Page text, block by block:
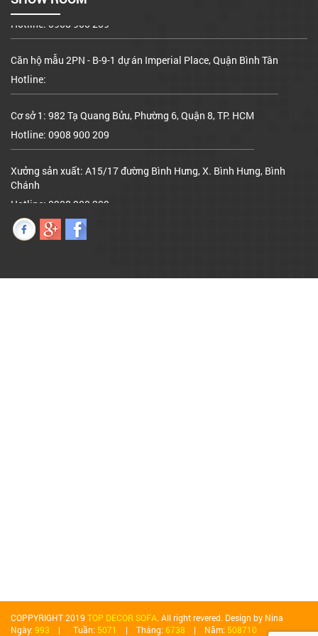
Hotline: 0908 900 209
Hotline:
Hotline: 0908 900 209
Chánh
Hotline: 0908 900 209
Căn hộ mẫu 2PN - B-9-1 dự án Imperial Place, Quận Bình Tân
COPPYRIGHT 2019 TOP DECOR SOFA. All right revered. Design by Nina
Ngày:993 | Tuần: 5071 | Tháng: 6738 | Năm: 508710